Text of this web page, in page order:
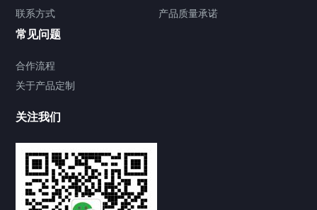
联系方式
产品质量承诺
常见问题
合作流程
关于产品定制
关注我们